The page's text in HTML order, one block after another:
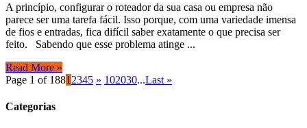
A princípio, configurar o roteador da sua casa ou empresa não
parece ser uma tarefa fácil. Isso porque, com uma variedade imensa
de fios e entradas, fica difícil saber exatamente o que precisa ser
feito. Sabendo que esse problema atinge ...
Read More »
Page 1 of 1881 2345 » 102030...Last »
Categorias